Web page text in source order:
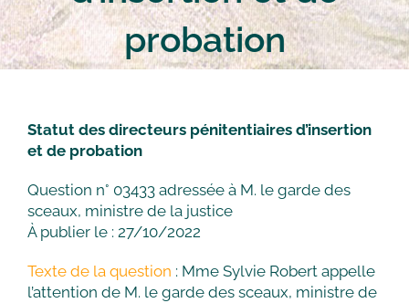
probation
Statut des directeurs pénitentiaires d’insertion
et de probation
Question n° 03433 adressée à M. le garde des
sceaux, ministre de la justice
À publier le : 27/10/2022
Texte de la question : Mme Sylvie Robert appelle
l’attention de M. le garde des sceaux, ministre de